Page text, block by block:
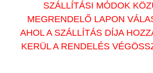
SZÁLLÍTÁSI MÓDOK
MEGRENDELŐ LAPON
AHOL A SZÁLLÍTÁS DÍJA
KERÜL A RENDELÉS